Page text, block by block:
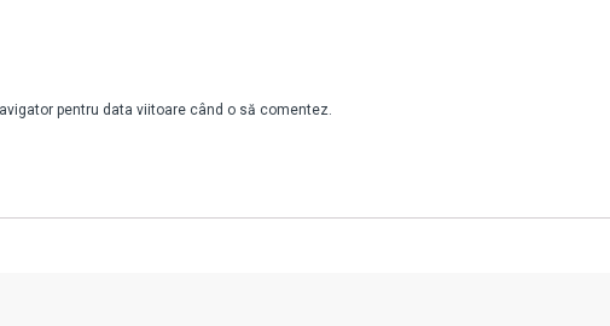
pentru data viitoare când o să comentez.